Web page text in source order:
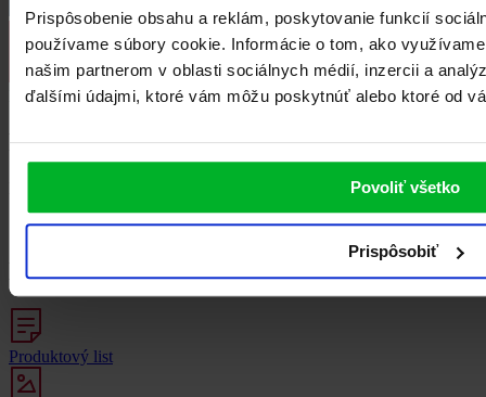
Prispôsobenie obsahu a reklám, poskytovanie funkcií
používame súbory cookie. Informácie o tom, ako
našim partnerom v oblasti sociálnych médií, inzercii a
ďalšími údajmi, ktoré vám môžu poskytnúť alebo ktoré od
Povoliť všetko
Prispôsobiť
hlboký plech
typ varnej mriežky
Príslušenstvo0
Příslušenství k dokoupení
K produktu K 563 AS není žádné příslušenství k dokoupení.
Súbory na stiahnutie4
Dokumenty k stiahnutiu
Produktový list